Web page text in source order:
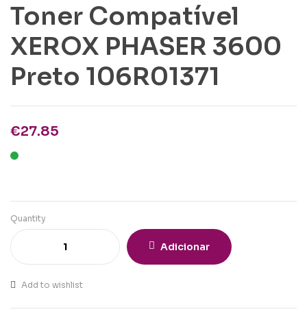
Toner Compatível
XEROX PHASER 3600
Preto 106R01371
€27.85
Quantity
Adicionar
Add to wishlist